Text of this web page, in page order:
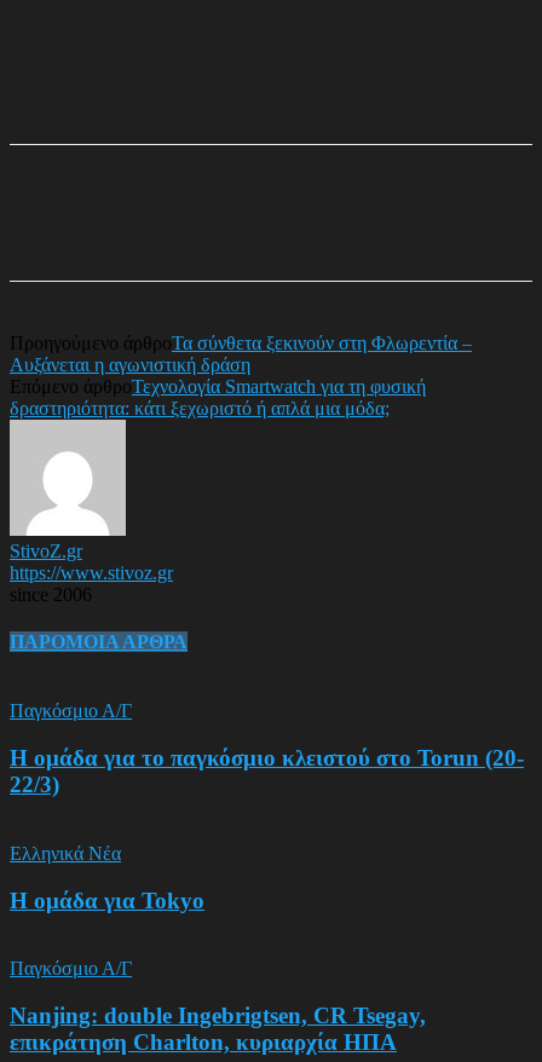
Προηγούμενο άρθροΤα σύνθετα ξεκινούν στη Φλωρεντία –
Αυξάνεται η αγωνιστική δράση
Επόμενο άρθροΤεχνολογία Smartwatch για τη φυσική
δραστηριότητα: κάτι ξεχωριστό ή απλά μια μόδα;
StivoZ.gr
https://www.stivoz.gr
since 2006
ΠΑΡΟΜΟΙΑ ΑΡΘΡΑ
Παγκόσμιο Α/Γ
Η ομάδα για το παγκόσμιο κλειστού στο Torun (20-
22/3)
Ελληνικά Νέα
Η ομάδα για Tokyo
Παγκόσμιο Α/Γ
Nanjing: double Ingebrigtsen, CR Tsegay,
επικράτηση Charlton, κυριαρχία ΗΠΑ